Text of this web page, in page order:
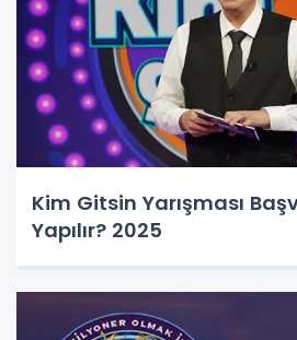
Kim Gitsin Yarışması
Yapılır? 2025